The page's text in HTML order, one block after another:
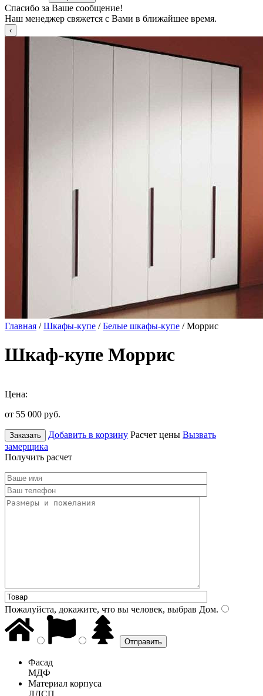
Спасибо за Ваше сообщение!
Наш менеджер свяжется с Вами в ближайшее время.
Главная /Шкафы-купе /Белые шкафы-купе / Моррис
Шкаф-купе Моррис
Цена:
от 55 000 руб.
Заказать Добавить в корзину Расчет цены Вызвать
замерщика
Получить расчет
Пожалуйста, докажите, что вы человек, выбрав Дом.
Фасад
МДФ
Материал корпуса
ЛДСП